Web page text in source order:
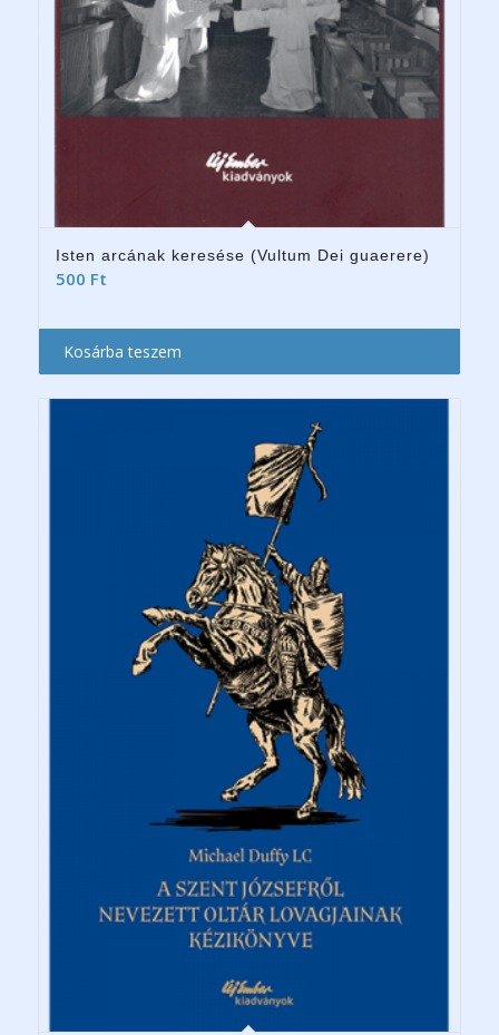
Isten arcának keresése (Vultum Dei guaerere)
500 Ft
Kosárba teszem